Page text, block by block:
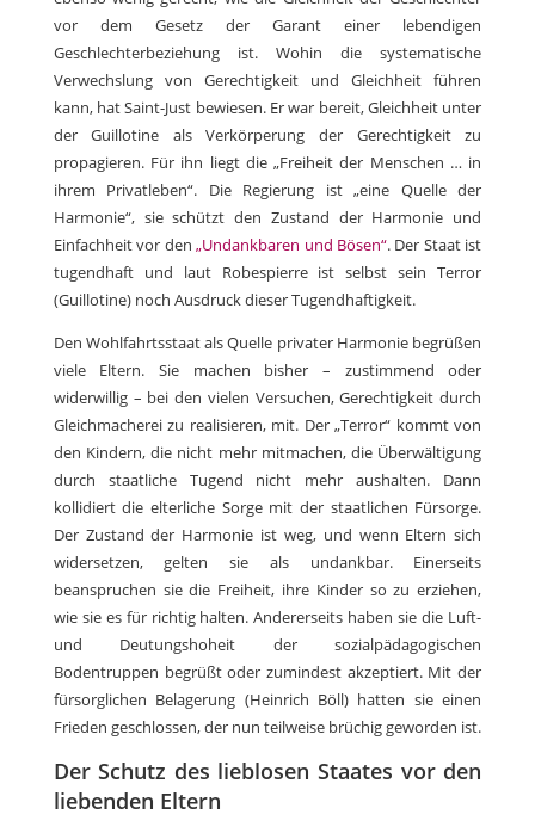
vor dem Gesetz der Garant einer lebendigen
Geschlechterbeziehung ist. Wohin die systematische
Verwechslung von Gerechtigkeit und Gleichheit führen
kann, hat Saint-Just bewiesen. Er war bereit, Gleichheit unter
der Guillotine als Verkörperung der Gerechtigkeit zu
propagieren. Für ihn liegt die „Freiheit der Menschen … in
ihrem Privatleben“. Die Regierung ist „eine Quelle der
Harmonie“, sie schützt den Zustand der Harmonie und
Einfachheit vor den„Undankbaren und Bösen“. Der Staat ist
tugendhaft und laut Robespierre ist selbst sein Terror
(Guillotine) noch Ausdruck dieser Tugendhaftigkeit.
Den Wohlfahrtsstaat als Quelle privater Harmonie begrüßen
viele Eltern. Sie machen bisher – zustimmend oder
widerwillig – bei den vielen Versuchen, Gerechtigkeit durch
Gleichmacherei zu realisieren, mit. Der „Terror“ kommt von
den Kindern, die nicht mehr mitmachen, die Überwältigung
durch staatliche Tugend nicht mehr aushalten. Dann
kollidiert die elterliche Sorge mit der staatlichen Fürsorge.
Der Zustand der Harmonie ist weg, und wenn Eltern sich
widersetzen, gelten sie als undankbar. Einerseits
beanspruchen sie die Freiheit, ihre Kinder so zu erziehen,
wie sie es für richtig halten. Andererseits haben sie die Luft-
und Deutungshoheit der sozialpädagogischen
Bodentruppen begrüßt oder zumindest akzeptiert. Mit der
fürsorglichen Belagerung (Heinrich Böll) hatten sie einen
Frieden geschlossen, der nun teilweise brüchig geworden ist.
Der Schutz des lieblosen Staates vor den
liebenden Eltern